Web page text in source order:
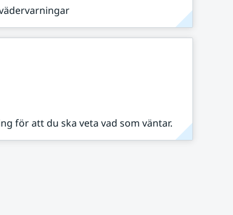
för att du ska veta vad som väntar.